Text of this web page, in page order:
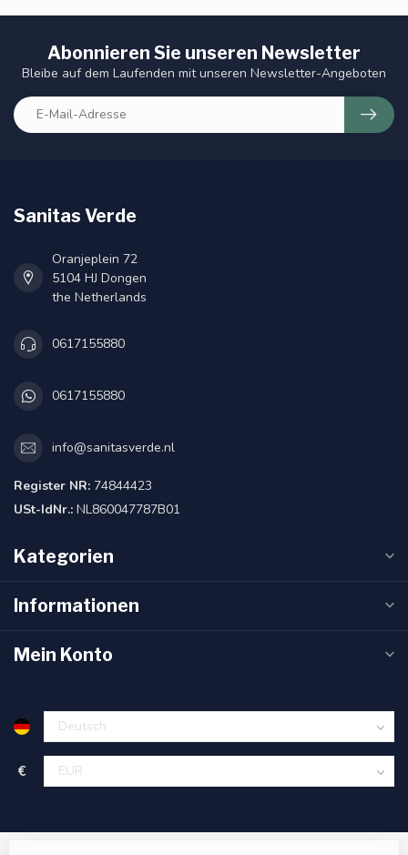
Abonnieren Sie unseren Newsletter
Bleibe auf dem Laufenden mit unseren Newsletter-Angeboten
Sanitas Verde
Oranjeplein 72
5104 HJ Dongen
the Netherlands
0617155880
0617155880
info@sanitasverde.nl
Register NR: 74844423
USt-IdNr.: NL860047787B01
Kategorien
Informationen
Mein Konto
€